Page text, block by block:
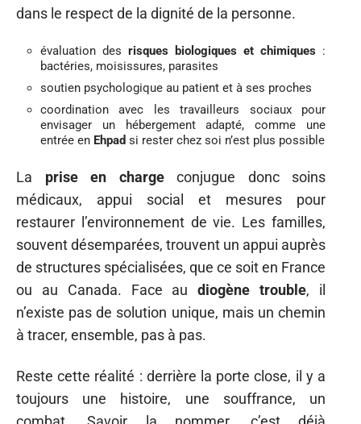
dans le respect de la dignité de la personne.
évaluation des risques biologiques et chimiques :
bactéries, moisissures, parasites
soutien psychologique au patient et à ses proches
coordination avec les travailleurs sociaux pour
envisager un hébergement adapté, comme une
entrée en Ehpad si rester chez soi n’est plus possible
La prise en chargeconjugue donc soins
médicaux, appui social et mesures pour
restaurer l’environnement de vie. Les familles,
souvent désemparées, trouvent un appui auprès
de structures spécialisées, que ce soit en France
ou au Canada. Face audiogène trouble, il
n’existe pas de solution unique, mais un chemin
à tracer, ensemble, pas à pas.
Reste cette réalité : derrière la porte close, il y a
toujours une histoire, une souffrance, un